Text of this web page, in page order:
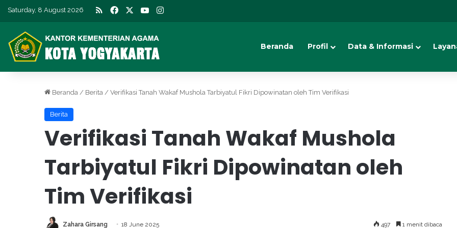
Saturday, 8 August 2026 RSS Facebook YouTube
Beranda Profil Data & Informasi
Beranda / Berita / Verifikasi Tanah Wakaf Mushola Tarbiyatul Fikri Dipowinatan oleh Tim Verifikasi
Berita
Verifikasi Tanah Wakaf Mushola
Tarbiyatul Fikri Dipowinatan oleh
Tim Verifikasi
Zahara Girsang 18 June 2025 497 1 menit dibaca